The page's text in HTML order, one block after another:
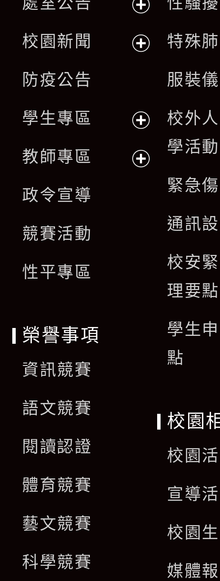
開
單
校園新聞
選
單
防疫公告
學生專區
開
教師專區
政令宣導
競賽活動
性平專區
特殊
服裝
校外
學活
緊急
通訊
校安
理要點
學生
點
榮譽事項
資訊競賽
語文競賽
閱讀認證
體育競賽
藝文競賽
科學競賽
校園
校園
宣導
校園
媒體